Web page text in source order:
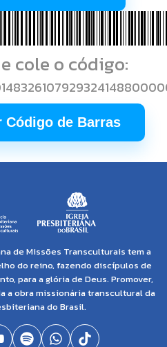
cole o código:
Código de Barras
de Missões Transculturais tem a
do reino, fazendo discípulos de
para a glória de Deus. Promover,
a obra missionária transcultural da
do Brasil.